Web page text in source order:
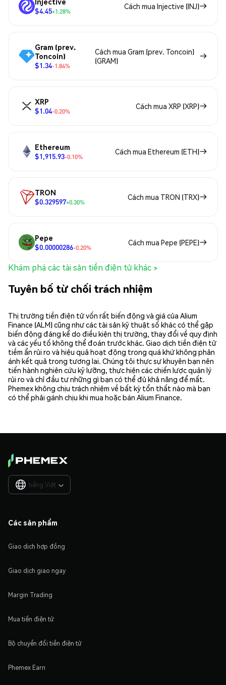
$4.45+1.28%
Cách mua Injective (INJ)
Gram (prev.
Toncoin)
$1.34-1.84%
Cách mua Gram (prev. Toncoin)
(GRAM)
XRP
$1.04-0.20%
Cách mua XRP (XRP)
Ethereum
$1,915.93-0.10%
Cách mua Ethereum (ETH)
TRON
$0.329597+0.30%
Cách mua TRON (TRX)
Pepe
$0.00000286-0.20%
Cách mua Pepe (PEPE)
Khám phá các tài sản tiền điện tử khác >
Tuyên bố từ chối trách nhiệm
Thị trường tiền điện tử vốn rất biến động và giá của Alium
Finance (ALM) cũng như các tài sản kỹ thuật số khác có thể gặp
biến động đáng kể do điều kiện thị trường, thay đổi về quy định
và các yếu tố không thể đoán trước khác. Giao dịch tiền điện tử
tiềm ẩn rủi ro và hiệu quả hoạt động trong quá khứ không phản
ánh kết quả trong tương lai. Chúng tôi thực sự khuyên bạn nên
tiến hành nghiên cứu kỹ lưỡng, thực hiện các chiến lược quản lý
rủi ro và chỉ đầu tư những gì bạn có thể đủ khả năng để mất.
Phemex không chịu trách nhiệm về bất kỳ tổn thất nào mà bạn
có thể phải gánh chịu khi mua hoặc bán Alium Finance.
tiếng Việt 
Các sản phẩm
Giao dịch hợp đồng
Giao dịch giao ngay
Margin Trading
Mua tiền điện tử
Bộ chuyển đổi tiền điện tử
Phemex Earn